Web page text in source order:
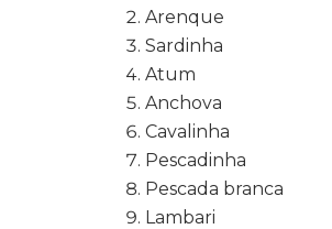
Arenque
Sardinha
Atum
Anchova
Cavalinha
Pescadinha
Pescada branca
Lambari